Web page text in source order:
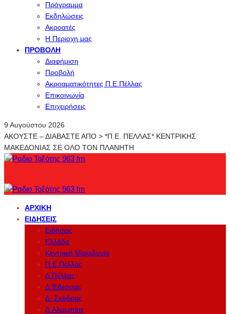
Πρόγραμμα
Εκδηλώσεις
Ακροατές
Η Περιοχη μας
ΠΡΟΒΟΛΉ
Διαφήμιση
Προβολή
Ακροαματικότητες Π.Ε.Πέλλας
Επικοινωνία
Επιχειρήσεις
9 Αυγούστου 2026
ΑΚΟΥΣΤΕ – ΔΙΑΒΑΣΤΕ ΑΠΟ > *Π.Ε. ΠΕΛΛΑΣ* ΚΕΝΤΡΙΚΗΣ
ΜΑΚΕΔΟΝΙΑΣ ΣΕ ΟΛΟ ΤΟΝ ΠΛΑΝΗΤΗ
ΑΡΧΙΚΉ
ΕΙΔΉΣΕΙΣ
Ειδήσεις
Ελλάδα
Κεντρική Μακεδονία
Π.Ε.Πέλλας
Δ.Πέλλας
Δ.Έδεσσας
Δ. Σκύδρας
Δ.Αλμωπίας